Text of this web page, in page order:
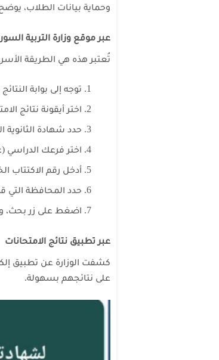
وحماية بيانات الطلاب،
عبر موقع وزارة التربية
تُعتبر هذه هي الطريقة
توجه إلى بوابة
اختر أيقونة نتائج
حدد شهادة الثانوية
اختر فرعك الدراسي
أدخل رقم الاكتتاب
حدد المحافظة التي
اضغط على زر بحث،
عبر تطبيق نتائج الامتحانات
كشفت الوزارة عن تطبيق
على نتائجهم بسهولة.